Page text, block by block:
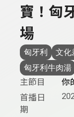
寶！匈
場
匈牙利 文化
匈牙利牛肉湯
主節目
你
首播日
期